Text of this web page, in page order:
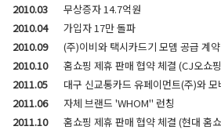
2010.03
무상증자 14.7억원
2010.04
가입자 17만 돌파
2010.09
(주)이비와 택시카드기 모뎀 공급 계
2010.10
홈쇼핑 제휴 판매 협약 체결 (CJ오쇼
2011.05
대구 신교통카드 유페이먼트(주)와
2011.06
자체 브랜드 'WHOM" 런칭
2011.10
홈쇼핑 제휴 판매 협약 체결 (현대 홈